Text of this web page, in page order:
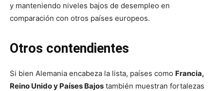
y manteniendo niveles bajos de desempleo en
comparación con otros países europeos.
Otros contendientes
Si bien Alemania encabeza la lista, países como Francia,
Reino Unido y Países Bajos también muestran fortalezas